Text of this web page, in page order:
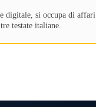
digitale, si occupa di
testate italiane.